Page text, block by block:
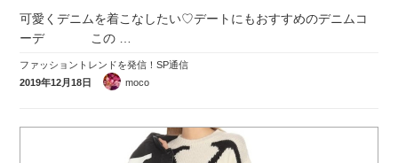
可愛くデニムを着こなしたい♡デートにもおすすめのデニムコ
ーデ この …
ファッショントレンドを発信！SP通信
2019年12月18日
moco